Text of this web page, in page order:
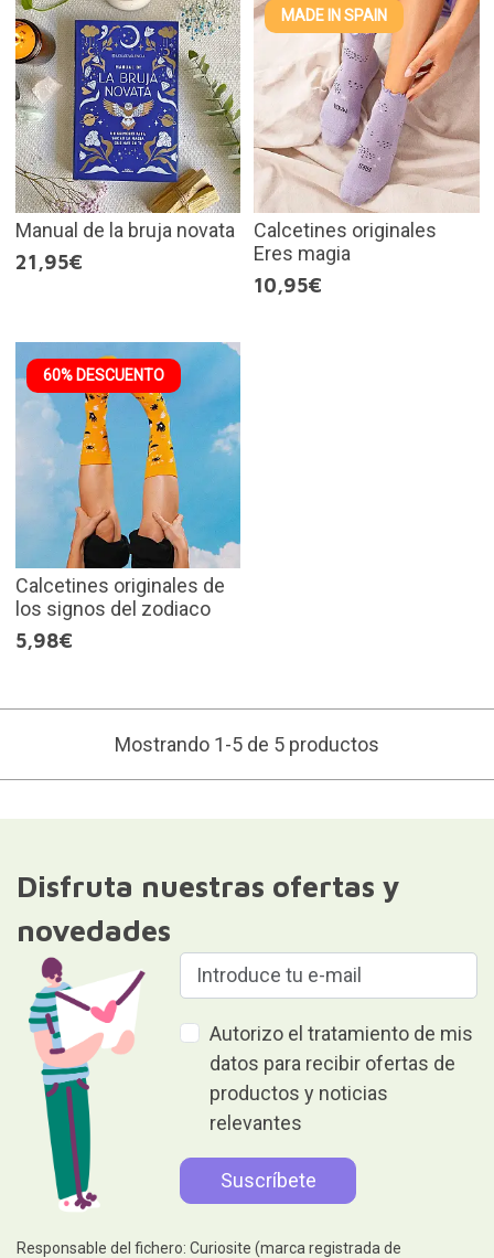
Manual de la bruja novata
21,95€
MADE IN SPAIN
Calcetines originales
Eres magia
10,95€
60% DESCUENTO
Calcetines originales de
los signos del zodiaco
5,98€
Mostrando 1-5 de 5 productos
Disfruta nuestras ofertas y
novedades
Autorizo el tratamiento de mis
datos para recibir ofertas de
productos y noticias
relevantes
Responsable del fichero: Curiosite (marca registrada de